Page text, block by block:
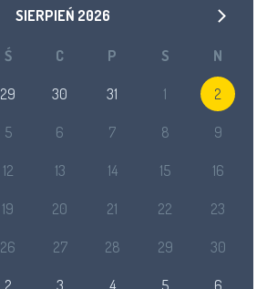
SIERPIEŃ 2026
Ś C P S N
29 30 31 1 2
5 6 7 8 9
12 13 14 15 16
19 20 21 22 23
26 27 28 29 30